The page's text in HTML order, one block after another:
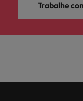
Trabalhe